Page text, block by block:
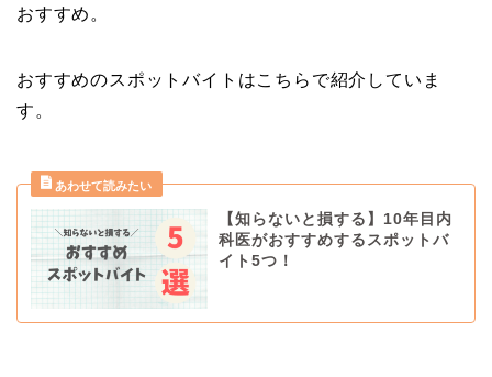
おすすめ。
おすすめのスポットバイトはこちらで紹介していま
す。
【知らないと損する】10年目内
科医がおすすめするスポットバ
イト5つ！